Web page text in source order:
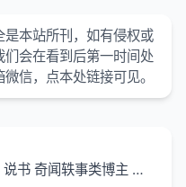
是本站所刊，如有侵权或
会在看到后第一时间处
信，点本处链接可见。
轶事类博主 视频是如何赚钱的？